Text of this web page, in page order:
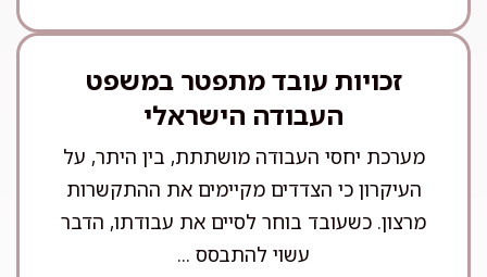
זכויות עובד מתפטר במשפט
העבודה הישראלי
מערכת יחסי העבודה מושתתת, בין היתר, על
העיקרון כי הצדדים מקיימים את ההתקשרות
מרצון. כשעובד בוחר לסיים את עבודתו, הדבר
עשוי להתבסס ...